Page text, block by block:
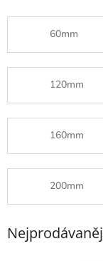
60mm
120mm
160mm
200mm